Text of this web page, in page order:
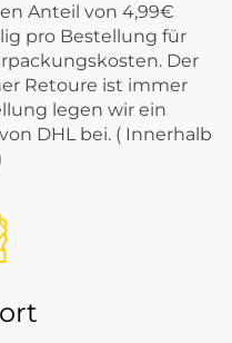
Anteil von 4,99€
pro Bestellung für
Der
Retoure ist immer
legen wir ein
DHL bei. ( Innerhalb